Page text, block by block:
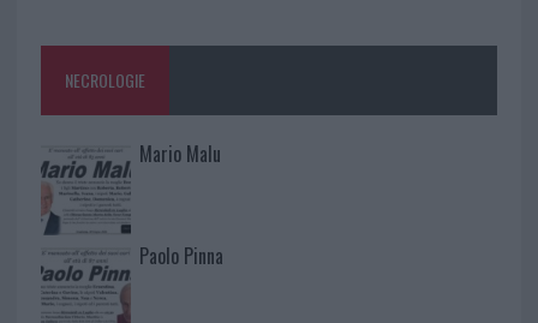
NECROLOGIE
Mario Malu
Paolo Pinna